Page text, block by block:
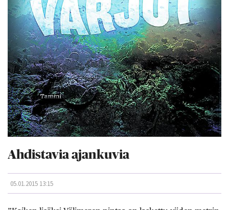
Ahdistavia ajankuvia
05.01.2015 13:15